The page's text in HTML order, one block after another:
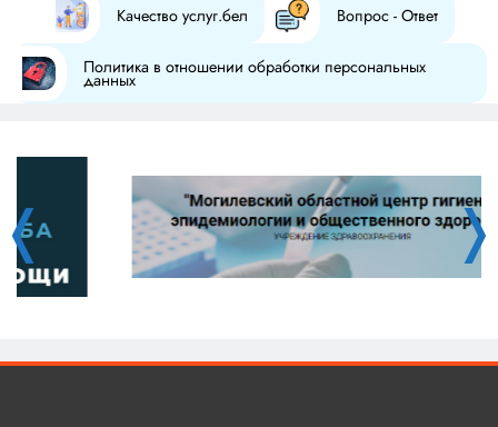
Качество услуг.бел Вопрос - Ответ
Политика в отношении обработки персональных
данных
❬ ❭